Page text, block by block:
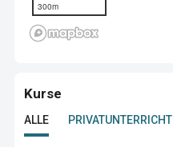
300m
Kurse
ALLE PRIVATUNTERRICHT